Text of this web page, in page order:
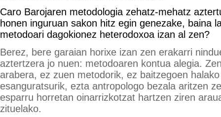
Caro Barojaren metodologia zehatz-mehatz
honen inguruan sakon hitz egin genezake, baina
metodoari dagokionez heterodoxoa izan al zen?
Berez, bere garaian horixe izan zen erakarri
aztertzera jo nuen: metodoaren kontua alegia.
arabera, ez zuen metodorik, ez baitzegoen
esanguratsurik, ezta antropologo bezala aritzen
esparru horretan oinarrizkotzat hartzen ziren
zituelako.